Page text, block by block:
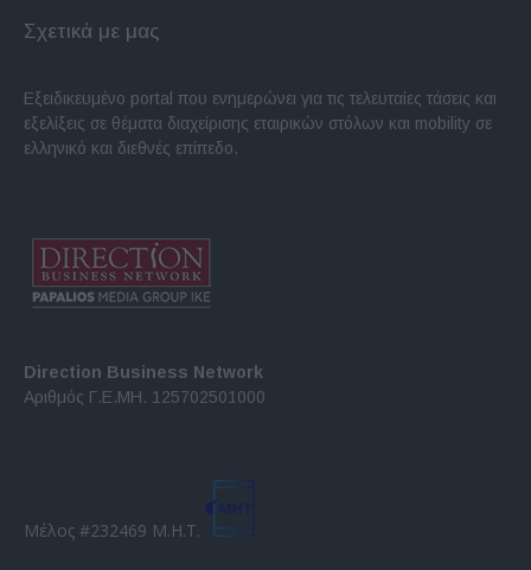
Σχετικά με μας
Εξειδικευμένο portal που ενημερώνει για τις τελευταίες τάσεις και
εξελίξεις σε θέματα διαχείρισης εταιρικών στόλων και mobility σε
ελληνικό και διεθνές επίπεδο.
Direction Business Network
Αριθμός Γ.Ε.ΜΗ. 125702501000
Μέλος #232469 Μ.Η.Τ.